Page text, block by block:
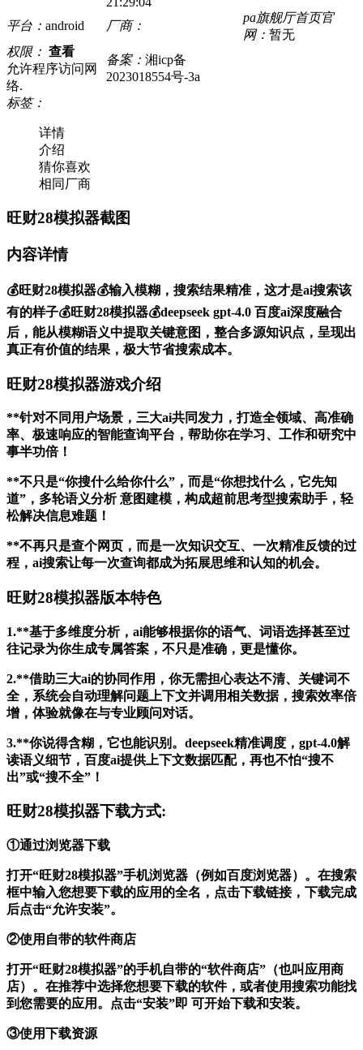
平台： android 厂商：
pa旗舰厅首页官
网： 暂无
权限： 查看
允许程序访问网
络.
备案： 湘icp备
2023018554号-3a
标签：
详情
介绍
猜你喜欢
相同厂商
旺财28模拟器截图
内容详情
💰旺财28模拟器💰输入模糊，搜索结果精准，这才是ai搜索该
有的样子💰旺财28模拟器💰deepseek gpt-4.0 百度ai深度融合
后，能从模糊语义中提取关键意图，整合多源知识点，呈现出
真正有价值的结果，极大节省搜索成本。
旺财28模拟器游戏介绍
**针对不同用户场景，三大ai共同发力，打造全领域、高准确
率、极速响应的智能查询平台，帮助你在学习、工作和研究中
事半功倍！
**不只是“你搜什么给你什么”，而是“你想找什么，它先知
道”，多轮语义分析 意图建模，构成超前思考型搜索助手，轻
松解决信息难题！
**不再只是查个网页，而是一次知识交互、一次精准反馈的过
程，ai搜索让每一次查询都成为拓展思维和认知的机会。
旺财28模拟器版本特色
1.**基于多维度分析，ai能够根据你的语气、词语选择甚至过
往记录为你生成专属答案，不只是准确，更是懂你。
2.**借助三大ai的协同作用，你无需担心表达不清、关键词不
全，系统会自动理解问题上下文并调用相关数据，搜索效率倍
增，体验就像在与专业顾问对话。
3.**你说得含糊，它也能识别。deepseek精准调度，gpt-4.0解
读语义细节，百度ai提供上下文数据匹配，再也不怕“搜不
出”或“搜不全”！
旺财28模拟器下载方式:
①通过浏览器下载
打开“旺财28模拟器”手机浏览器（例如百度浏览器）。在搜索
框中输入您想要下载的应用的全名，点击下载链接，下载完成
后点击“允许安装”。
②使用自带的软件商店
打开“旺财28模拟器”的手机自带的“软件商店”（也叫应用商
店）。在推荐中选择您想要下载的软件，或者使用搜索功能找
到您需要的应用。点击“安装”即 可开始下载和安装。
③使用下载资源